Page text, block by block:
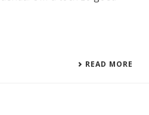
READ MORE